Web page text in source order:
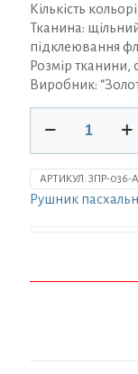
Кількість
Тканина:
підклеювання
Розмір тканини,
Виробник:
товара
Заготовка
для
вишивки
ТМ
пасхальний
АРТИКУЛ: ЗПР-036-А
Рушник